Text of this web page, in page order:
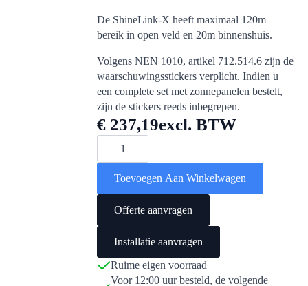
De ShineLink-X heeft maximaal 120m
bereik in open veld en 20m binnenshuis.
Volgens NEN 1010, artikel 712.514.6 zijn de
waarschuwingsstickers verplicht. Indien u
een complete set met zonnepanelen bestelt,
zijn de stickers reeds inbegrepen.
€ 237,19excl. BTW
Growatt
2000TL-
MPPT)
aantal
Toevoegen Aan Winkelwagen
Offerte aanvragen
Installatie aanvragen
Ruime eigen voorraad
Voor 12:00 uur besteld, de volgende